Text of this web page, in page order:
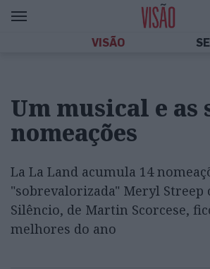
VISÃO
Um musical e as
nomeações
La La Land acumula 14
"sobrevalorizada" Meryl Streep
Silêncio, de Martin Scorcese,
melhores do ano